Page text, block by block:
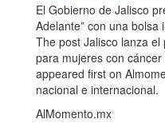
El Gobierno de Jalisco
Adelante” con una bolsa
The post Jalisco lanza el
para mujeres con
appeared first on
nacional e internacional.
AlMomento.mx